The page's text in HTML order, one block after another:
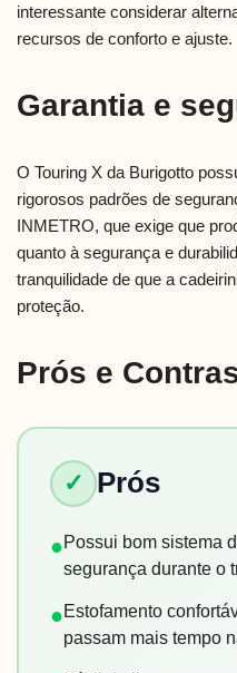
interessante considerar
recursos de conforto e ajuste.
Garantia e
O Touring X da Burigotto
rigorosos padrões de
INMETRO, que exige que
quanto à segurança e
tranquilidade de que a
proteção.
Prós e
✓ Prós
●Possui bom sistema
segurança durante o
●Estofamento
passam mais tempo